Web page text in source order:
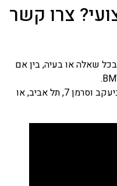
צרו קשר
שאלה או בעיה, בין אם
בואו לקבל שירות אישי במרכז שלנו ביעקב וסרמן 7, תל אביב, או